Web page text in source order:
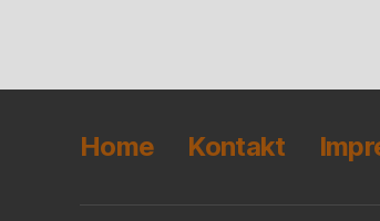
Home Kontakt